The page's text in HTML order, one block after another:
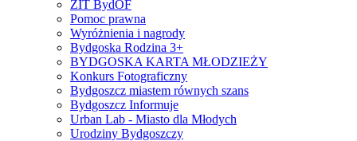
ZIT BydOF
Pomoc prawna
Wyróżnienia i nagrody
Bydgoska Rodzina 3+
BYDGOSKA KARTA MŁODZIEŻY
Konkurs Fotograficzny
Bydgoszcz miastem równych szans
Bydgoszcz Informuje
Urban Lab - Miasto dla Młodych
Urodziny Bydgoszczy